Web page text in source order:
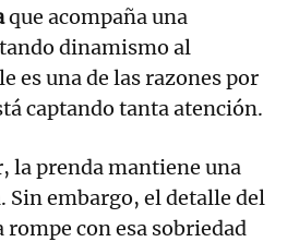
que acompaña una
dinamismo al
es una de las razones por
captando tanta atención.
la prenda mantiene una
Sin embargo, el detalle del
rompe con esa sobriedad